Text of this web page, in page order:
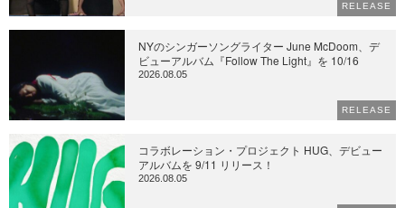
RELEASE
NYのシンガーソングライター June McDoom、デ
ビューアルバム『Follow The Light』を 10/16
2026.08.05
RELEASE
コラボレーション・プロジェクト HUG、デビュー
アルバムを 9/11 リリース！
2026.08.05